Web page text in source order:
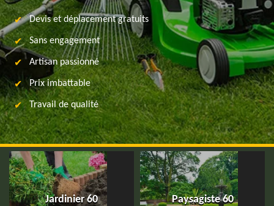
Devis et déplacement gratuits
Sans engagement
Artisan passionné
Prix imbattable
Travail de qualité
Jardinier 60 Paysagiste 60